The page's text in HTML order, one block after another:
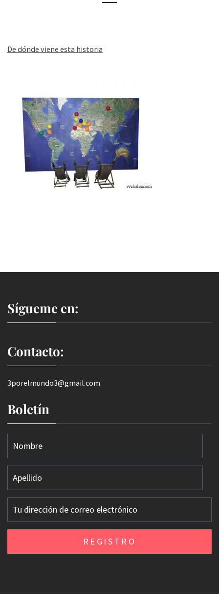
De dónde viene esta historia
Sígueme en:
Contacto:
3porelmundo3@gmail.com
Boletín